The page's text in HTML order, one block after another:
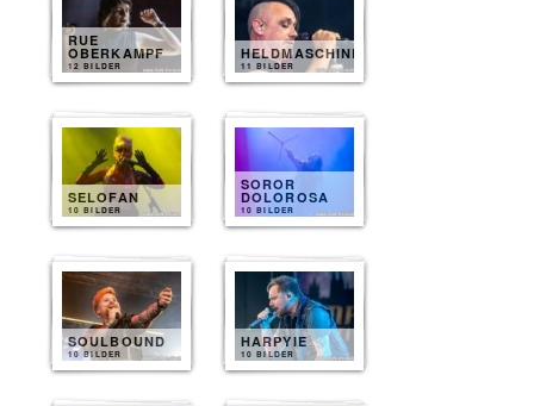
RUE
OBERKAMPF
12 BILDER
HELDMASCHINE
11 BILDER
SELOFAN
10 BILDER
SOROR
DOLOROSA
10 BILDER
SOULBOUND
10 BILDER
HARPYIE
10 BILDER